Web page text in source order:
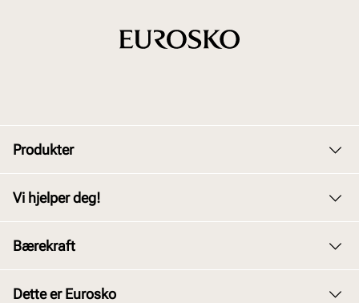
Produkter
Barn
Vi hjelper deg!
Kjøpsbetingelser
Bærekraft
Dette er Eurosko